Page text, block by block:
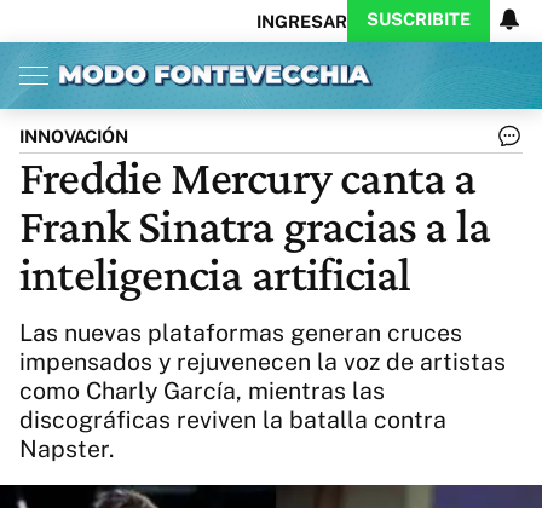
INGRESAR SUSCRIBITE
Inicio Ahora
Opinión
Política
Ciencia
Cultura
Arte
Educación
Internacional
Deportes
CARAS
Exitoina
Turismo
Videos
Córdoba
Reperfilar
Business
Noticias
Exitoina
Gaming
Vivo
Diario del Juicio
Actualidad
INNOVACIÓN
Freddie Mercury canta a
Frank Sinatra gracias a la
inteligencia artificial
Las nuevas plataformas generan cruces
impensados y rejuvenecen la voz de artistas
como Charly García, mientras las
discográficas reviven la batalla contra
Napster.